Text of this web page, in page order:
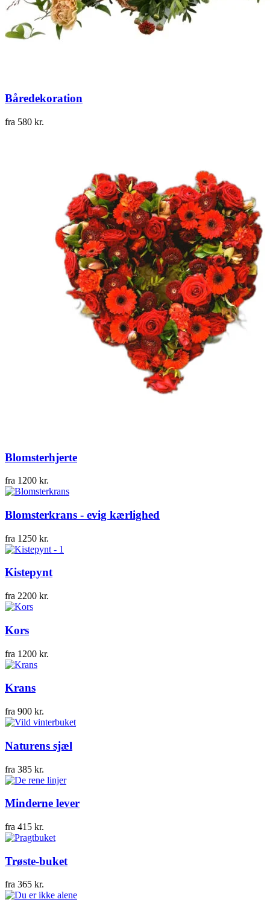
Båredekoration
fra 580 kr.
Blomsterhjerte
fra 1200 kr.
Blomsterkrans - evig kærlighed
fra 1250 kr.
Kistepynt
fra 2200 kr.
Kors
fra 1200 kr.
Krans
fra 900 kr.
Naturens sjæl
fra 385 kr.
Minderne lever
fra 415 kr.
Trøste-buket
fra 365 kr.